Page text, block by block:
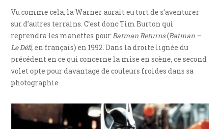
Vu comme cela, la Warner aurait eu tort de s’aventurer
sur d’autres terrains. C’est donc Tim Burton qui
reprendra les manettes pourBatman Returns(Batman –
Le Défi, en français) en 1992. Dans la droite lignée du
précédent en ce qui concerne la mise en scène, ce second
volet opte pour davantage de couleurs froides dans sa
photographie.